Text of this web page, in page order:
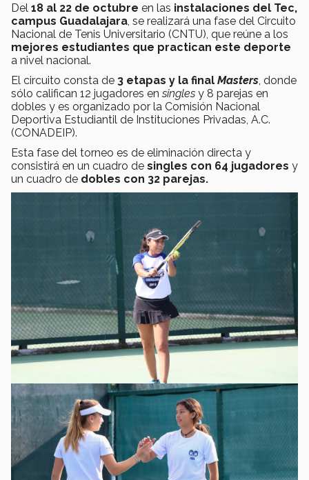
Del 18 al 22 de octubre en las instalaciones del Tec,
campus Guadalajara , se realizará una fase del Circuito
Nacional de Tenis Universitario (CNTU), que reúne a los
mejores estudiantes que practican este deporte
a nivel nacional.
El circuito consta de 3 etapas y la final Masters , donde
sólo califican 12 jugadores ensingles y 8 parejas en
dobles y es organizado por la Comisión Nacional
Deportiva Estudiantil de Instituciones Privadas, A.C.
(CONADEIP).
Esta fase del torneo es de eliminación directa y
consistirá en un cuadro de singles con 64 jugadores y
un cuadro de dobles con 32 parejas.